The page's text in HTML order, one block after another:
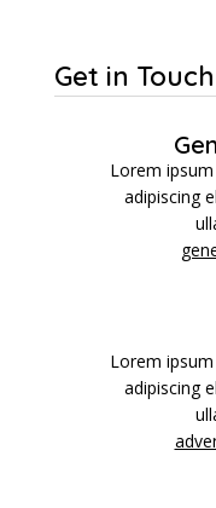
Get in Touch
Lorem
adipiscing
Lorem
adipiscing